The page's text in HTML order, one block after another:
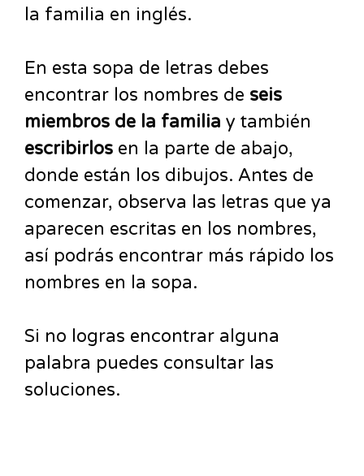
la familia en inglés.
En esta sopa de letras debes
encontrar los nombres de seis
miembros de la familia y también
escribirlos en la parte de abajo,
donde están los dibujos. Antes de
comenzar, observa las letras que ya
aparecen escritas en los nombres,
así podrás encontrar más rápido los
nombres en la sopa.
Si no logras encontrar alguna
palabra puedes consultar las
soluciones.